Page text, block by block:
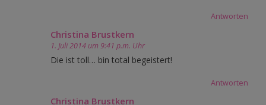
Antworten
Christina Brustkern
1. Juli 2014 um 9:41 p.m. Uhr
Die ist toll… bin total begeistert!
Antworten
Christina Brustkern